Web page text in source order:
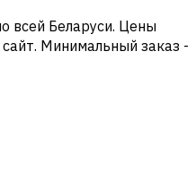
всей Беларуси. Цены
Минимальный заказ -